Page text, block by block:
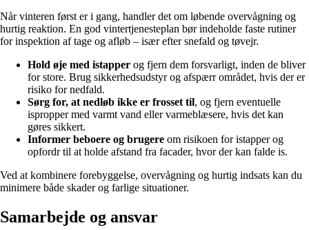
Når vinteren først er i gang, handler det om løbende overvågning og
hurtig reaktion. En god vintertjenesteplan bør indeholde faste rutiner
for inspektion af tage og afløb – især efter snefald og tøvejr.
Hold øje med istapper og fjern dem forsvarligt, inden de bliver
for store. Brug sikkerhedsudstyr og afspærr området, hvis der er
risiko for nedfald.
Sørg for, at nedløb ikke er frosset til, og fjern eventuelle
ispropper med varmt vand eller varmeblæsere, hvis det kan
gøres sikkert.
Informer beboere og brugere om risikoen for istapper og
opfordr til at holde afstand fra facader, hvor der kan falde is.
Ved at kombinere forebyggelse, overvågning og hurtig indsats kan du
minimere både skader og farlige situationer.
Samarbejde og ansvar